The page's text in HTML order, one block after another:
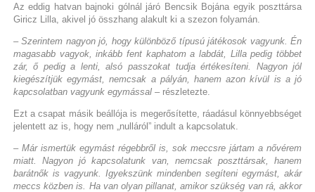
Az eddig hatvan bajnoki gólnál járó Bencsik Bojána egyik poszttársa
Giricz Lilla, akivel jó összhang alakult ki a szezon folyamán.
– Szerintem nagyon jó, hogy különböző típusú játékosok vagyunk. Én
magasabb vagyok, inkább fent kaphatom a labdát, Lilla pedig többet
zár, ő pedig a lenti, alsó passzokat tudja értékesíteni. Nagyon jól
kiegészítjük egymást, nemcsak a pályán, hanem azon kívül is a jó
kapcsolatban vagyunk egymással– részletezte.
Ezt a csapat másik beállója is megerősítette, ráadásul könnyebbséget
jelentett az is, hogy nem „nulláról” indult a kapcsolatuk.
– Már ismertük egymást régebbről is, sok meccsre jártam a nővérem
miatt. Nagyon jó kapcsolatunk van, nemcsak poszttársak, hanem
barátnők is vagyunk. Igyekszünk mindenben segíteni egymást, akár
meccs közben is. Ha van olyan pillanat, amikor szükség van rá, akkor